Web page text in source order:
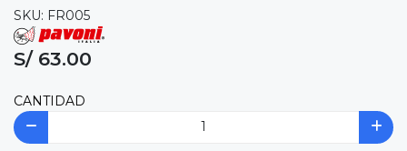
SKU: FR005
S/ 63.00
CANTIDAD